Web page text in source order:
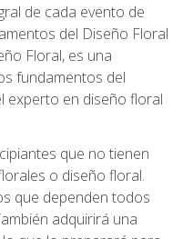
de cada evento de
del Diseño Floral
Floral, es una
fundamentos del
experto en diseño floral
que no tienen
o diseño floral.
que dependen todos
adquirirá una